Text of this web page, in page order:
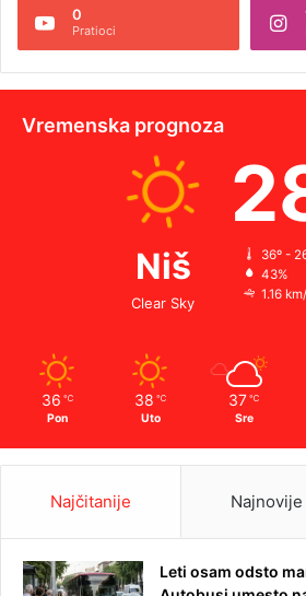
0
Pratioci
Vremenska prognoza
Niš
Clear Sky
36º -
43%
1.16
36 ℃
Pon
38 ℃
Uto
37 ℃
Sre
Najčitanije Najnovije
Leti osam odsto